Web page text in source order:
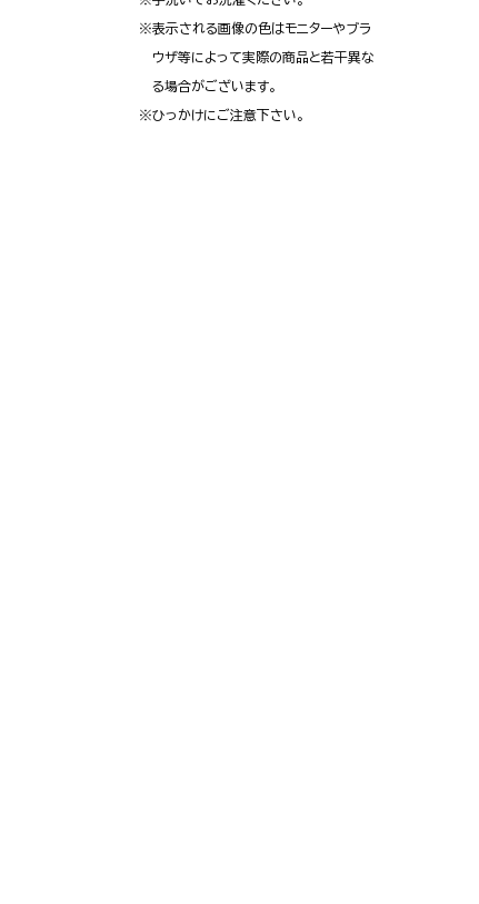
※表示される画像の色はモニターやブラ
ウザ等によって実際の商品と若干異な
る場合がございます。
※ひっかけにご注意下さい。